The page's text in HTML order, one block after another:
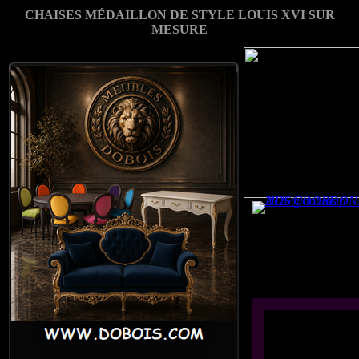
CHAISES MÉDAILLON DE STYLE LOUIS XVI SUR
MESURE